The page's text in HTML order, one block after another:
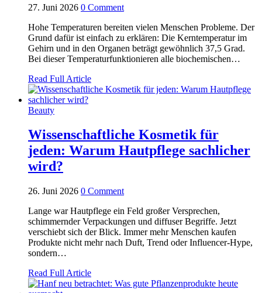
27. Juni 2026 0 Comment
Hohe Temperaturen bereiten vielen Menschen Probleme. Der
Grund dafür ist einfach zu erklären: Die Kerntemperatur im
Gehirn und in den Organen beträgt gewöhnlich 37,5 Grad.
Bei dieser Temperaturfunktionieren alle biochemischen…
Read Full Article
Beauty
Wissenschaftliche Kosmetik für
jeden: Warum Hautpflege sachlicher
wird?
26. Juni 2026 0 Comment
Lange war Hautpflege ein Feld großer Versprechen,
schimmernder Verpackungen und diffuser Begriffe. Jetzt
verschiebt sich der Blick. Immer mehr Menschen kaufen
Produkte nicht mehr nach Duft, Trend oder Influencer-Hype,
sondern…
Read Full Article